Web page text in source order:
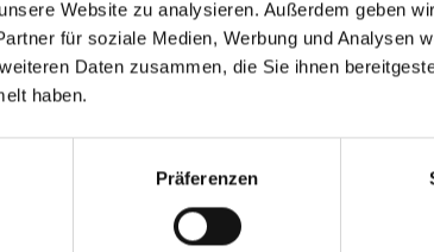
Website zu analysieren. Außerdem geben
für soziale Medien, Werbung und Analysen
Daten zusammen, die Sie ihnen
haben.
Präferenzen
Weiß Damen
29,95 €